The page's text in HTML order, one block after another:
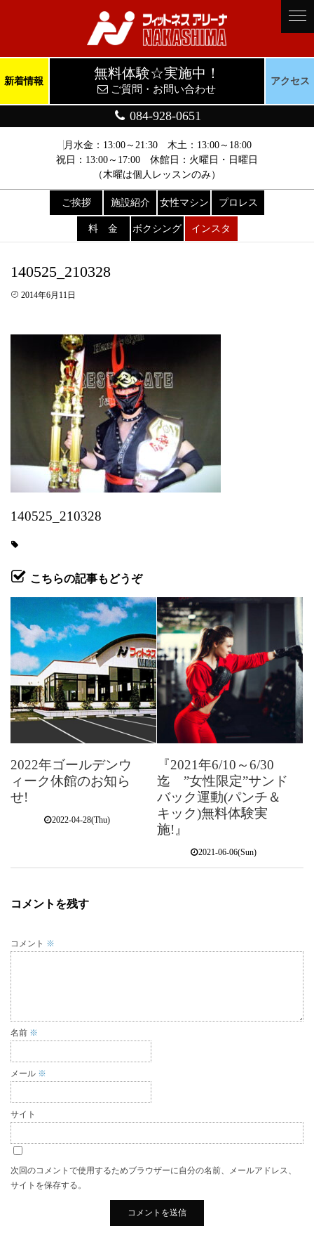
月水金：13:00～21:30 木土：13:00～18:00
祝日：13:00～17:00 休館日：火曜日・日曜日
（木曜は個人レッスンのみ）
084-928-0651
新着情報
無料体験☆実施中！
ご質問・お問い合わせ
アクセス
ご挨拶 施設紹介 女性マシン プロレス
料 金 ボクシング インスタ
140525_210328
2014年6月11日
140525_210328
こちらの記事もどうぞ
2022年ゴールデンウ
ィーク休館のお知ら
せ!
2022-04-28(Thu)
『2021年6/10～6/30
迄 ”女性限定”サンド
バック運動(パンチ＆
キック)無料体験実
施!』
2021-06-06(Sun)
コメントを残す
コメント ※
名前 ※
メール ※
サイト
次回のコメントで使用するためブラウザーに自分の名前、メールアドレス、
サイトを保存する。